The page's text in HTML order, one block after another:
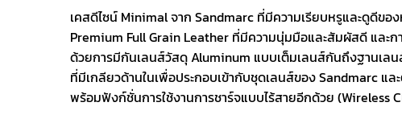
เคสดีไซน์ Minimal จาก Sandmarc ที่มีความเรียบหรูและดูดีข
Premium Full Grain Leather ที่มีความนุ่มมือและสัมผัสดี และ
ด้วยการมีกันเลนส์วัสดุ Aluminum แบบเต็มเลนส์กันถึงฐานเล
ที่มีเกลียวด้านในเพื่อประกอบเข้ากับชุดเลนส์ของ Sandmarc แล
พร้อมฟังก์ชั่นการใช้งานการชาร์จแบบไร้สายอีกด้วย (Wireless